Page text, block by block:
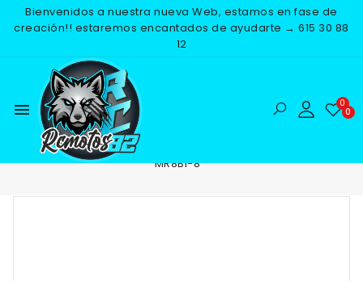
Bienvenidos a nuestra nueva Web, estamos en fase de
creación!! estaremos encantados de ayudarte → 615 30 88
12
menu
Inicio RECAMBIOS
MR8BI-8